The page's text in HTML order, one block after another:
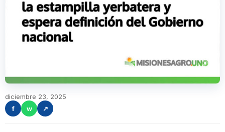
diciembre 23, 2025
f
w ↗